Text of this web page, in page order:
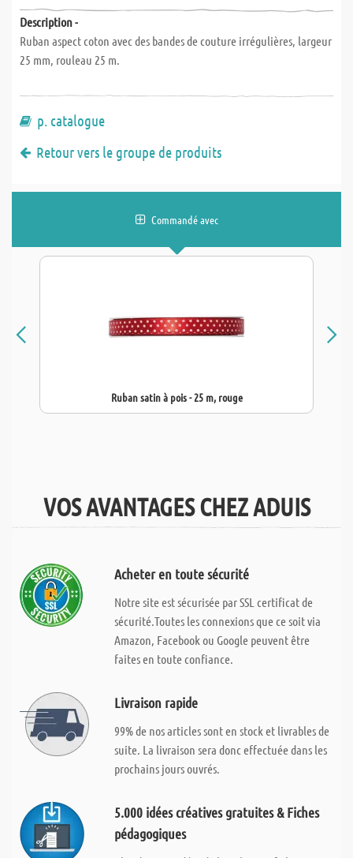
Description -
Ruban aspect coton avec des bandes de couture irrégulières, largeur
25 mm, rouleau 25 m.
p. catalogue
Retour vers le groupe de produits
Commandé avec
Ruban satin à pois - 25 m, rouge
VOS AVANTAGES CHEZ ADUIS
Acheter en toute sécurité
Notre site est sécurisée par SSL certificat de
sécurité.Toutes les connexions que ce soit via
Amazon, Facebook ou Google peuvent être
faites en toute confiance.
Livraison rapide
99% de nos articles sont en stock et livrables de
suite. La livraison sera donc effectuée dans les
prochains jours ouvrés.
5.000 idées créatives gratuites & Fiches
pédagogiques